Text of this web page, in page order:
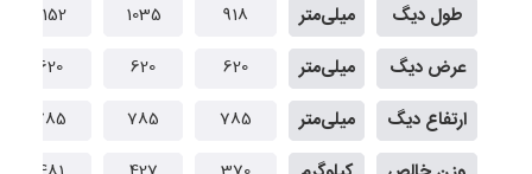
طول دیگ
میلی‌متر 918
1035
1152
عرض دیگ میلی‌متر 620
620
620
ارتفاع دیگ میلی‌متر 785
785
785